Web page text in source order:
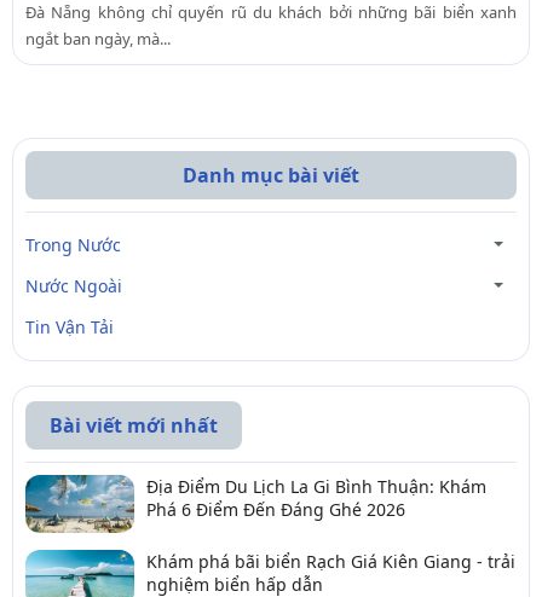
Đà Nẵng không chỉ quyến rũ du khách bởi những bãi biển xanh
ngắt ban ngày, mà...
Danh mục bài viết
Trong Nước
Nước Ngoài
Tin Vận Tải
Bài viết mới nhất
Địa Điểm Du Lịch La Gi Bình Thuận: Khám
Phá 6 Điểm Đến Đáng Ghé 2026
Khám phá bãi biển Rạch Giá Kiên Giang - trải
nghiệm biển hấp dẫn